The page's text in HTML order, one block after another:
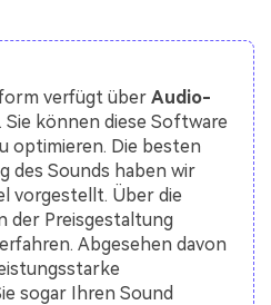
verfügt über Audio-
. Sie können diese Software
optimieren. Die besten
des Sounds haben wir
vorgestellt. Über die
der Preisgestaltung
Abgesehen davon
sogar Ihren Sound